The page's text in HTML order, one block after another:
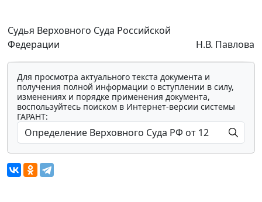
Судья Верховного Суда Российской
Федерации
Н.В. Павлова
Для просмотра актуального текста документа и
получения полной информации о вступлении в силу,
изменениях и порядке применения документа,
воспользуйтесь поиском в Интернет-версии системы
ГАРАНТ: